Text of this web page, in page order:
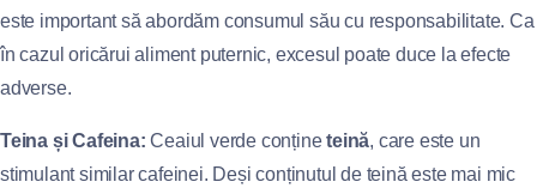
este important să abordăm consumul său cu responsabilitate. Ca
în cazul oricărui aliment puternic, excesul poate duce la efecte
adverse.
Teina și Cafeina: Ceaiul verde conțineteină, care este un
stimulant similar cafeinei. Deși conținutul de teină este mai mic